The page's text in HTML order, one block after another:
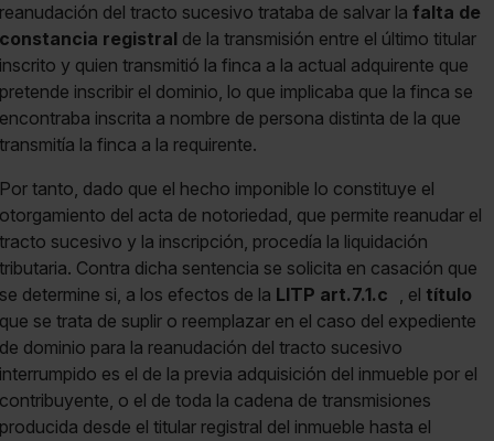
reanudación del tracto sucesivo trataba de salvar la falta de
constancia registral de la transmisión entre el último titular
inscrito y quien transmitió la finca a la actual adquirente que
pretende inscribir el dominio, lo que implicaba que la finca se
encontraba inscrita a nombre de persona distinta de la que
transmitía la finca a la requirente.
Por tanto, dado que el hecho imponible lo constituye el
otorgamiento del acta de notoriedad, que permite reanudar el
tracto sucesivo y la inscripción, procedía la liquidación
tributaria. Contra dicha sentencia se solicita en casación que
se determine si, a los efectos de la LITP art.7.1.c , el título
que se trata de suplir o reemplazar en el caso del expediente
de dominio para la reanudación del tracto sucesivo
interrumpido es el de la previa adquisición del inmueble por el
contribuyente, o el de toda la cadena de transmisiones
producida desde el titular registral del inmueble hasta el